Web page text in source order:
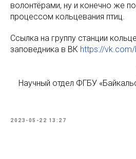
волонтёрами, ну и конечно же
процессом кольцевания птиц.
Ссылка на группу станции
заповедника в ВК https://vk.com/
Научный отдел ФГБУ
2023-05-22 13:27